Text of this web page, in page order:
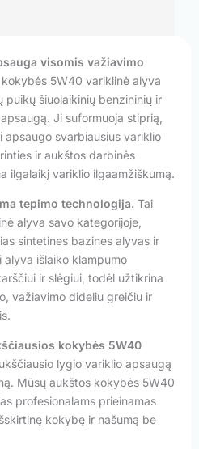
visomis važiavimo
5W40 variklinė alyva
šiuolaikinių benzininių ir
Ji suformuoja stiprią,
apsaugo svarbiausius variklio
ir aukštos darbinės
ilgalaikį variklio ilgaamžiškumą.
tepimo technologija. Tai
alyva savo kategorijoje,
sintetines bazines alyvas ir
išlaiko klampumo
ir slėgiui, todėl užtikrina
važiavimo dideliu greičiu ir
kokybės 5W40
lygio variklio apsaugą
Mūsų aukštos kokybės 5W40
profesionalams prieinamas
kokybę ir našumą be